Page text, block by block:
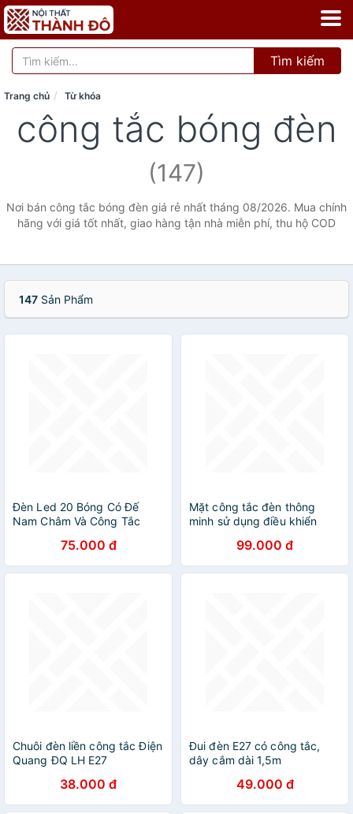
Tìm kiếm
Trang chủ Từ khóa
công tắc bóng đèn
(147)
Nơi bán công tắc bóng đèn giá rẻ nhất tháng 08/2026. Mua chính
hãng với giá tốt nhất, giao hàng tận nhà miễn phí, thu hộ COD
147 Sản Phẩm
Đèn Led 20 Bóng Có Đế
Nam Châm Và Công Tắc
75.000 đ
Mặt công tắc đèn thông
minh sử dụng điều khiển
99.000 đ
Chuôi đèn liền công tắc Điện
Quang ĐQ LH E27
38.000 đ
Đui đèn E27 có công tắc,
dây cắm dài 1,5m
49.000 đ